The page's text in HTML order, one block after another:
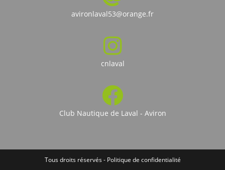
avironlaval53@orange.fr
cnlaval
Club Nautique de Laval - Aviron
Tous droits réservés - Politique de confidentialité